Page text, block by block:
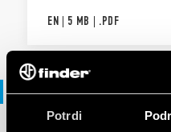
Potrdi
EN | 5 MB | .PDF
Vodnik za izbiro